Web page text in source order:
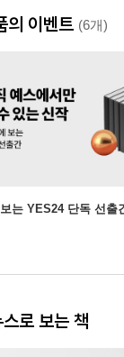
의 이벤트 (6개)
는 YES24 단독 선출
로 보는 책